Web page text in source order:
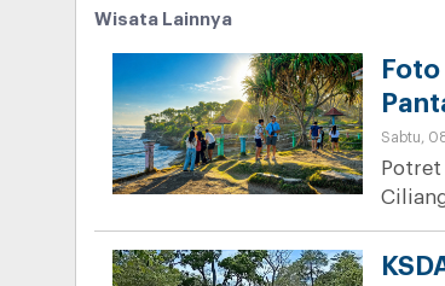
Wisata Lainnya
Sabtu,